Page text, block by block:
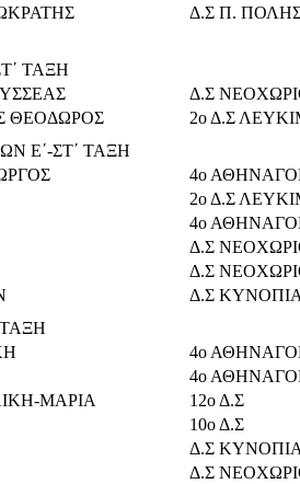
Δ.Σ Π.
ΤΑΞΗ
Δ.Σ
ΘΕΟΔΩΡΟΣ
2ο Δ.Σ
Ε΄-ΣΤ΄ ΤΑΞΗ
4ο
2ο Δ.Σ
4ο
Δ.Σ
Δ.Σ
Δ.Σ
ΤΑΞΗ
4ο
4ο
ΜΑΡΙΑ
12ο Δ.Σ
10ο Δ.Σ
Δ.Σ
Δ.Σ